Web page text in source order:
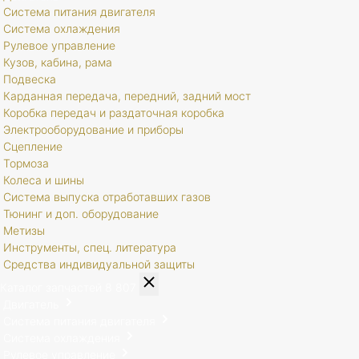
Система питания двигателя
Система охлаждения
Рулевое управление
Кузов, кабина, рама
Подвеска
Карданная передача, передний, задний мост
Коробка передач и раздаточная коробка
Электрооборудование и приборы
Сцепление
Тормоза
Колеса и шины
Система выпуска отработавших газов
Тюнинг и доп. оборудование
Метизы
Инструменты, спец. литература
Средства индивидуальной защиты